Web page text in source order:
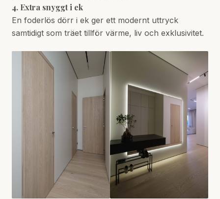
4. Extra snyggt i ek
En foderlös dörr i ek ger ett modernt uttryck
samtidigt som träet tillför värme, liv och exklusivitet.